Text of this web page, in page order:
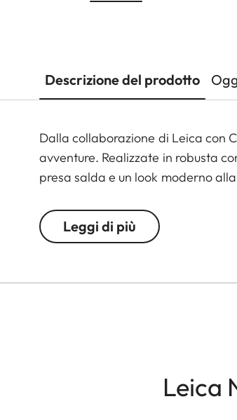
Descrizione del prodotto
Dalla collaborazione di Leica con
avventure. Realizzate in robusta
presa salda e un look moderno
Leggi di più
Leica